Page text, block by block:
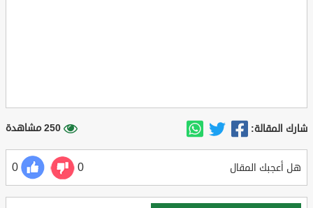
شارك المقالة: 250 مشاهدة
هل أعجبك المقال 0
0